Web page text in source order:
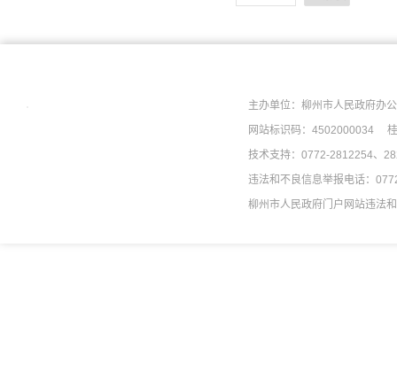
主办单位：柳州市人民政府
网站标识码：4502000034
技术支持：0772-2812254、
违法和不良信息举报电话：
柳州市人民政府门户网站违法